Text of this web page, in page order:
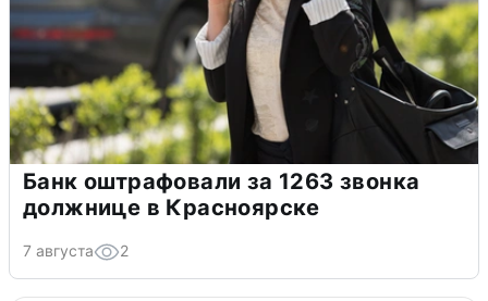
Банк оштрафовали за 1263 звонка
должнице в Красноярске
7 августа 2